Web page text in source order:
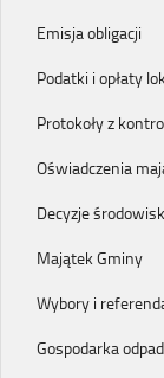
Emisja obligacji
Podatki i opłaty
Protokoły z
Oświadczenia
Decyzje
Majątek Gminy
Wybory i
Gospodarka